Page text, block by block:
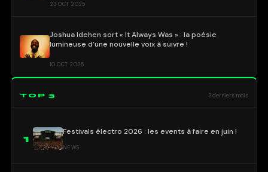
23 OCT 2025
Joshua Idehen sort « It Always Was » : la poésie
lumineuse d’une nouvelle voix à suivre !
10 OCT 2025
TOP 3 3 derniers mois
1
Festivals électro 2026 : les events à faire en juin !
NEWS